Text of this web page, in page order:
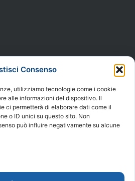
Consenso
utilizziamo tecnologie come i cookie
alle informazioni del dispositivo. Il
ci permetterà di elaborare dati come il
o ID unici su questo sito. Non
può influire negativamente su alcune